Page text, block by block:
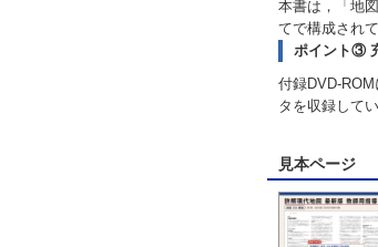
本書は，「地
てで構成されて
ポイント③
付録DVD-
タを収録してい
見本ページ